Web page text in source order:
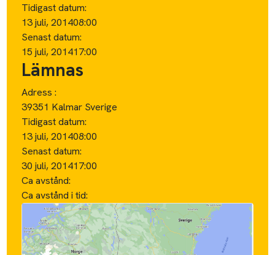
Tidigast datum:
13 juli, 201408:00
Senast datum:
15 juli, 201417:00
Lämnas
Adress :
39351 Kalmar Sverige
Tidigast datum:
13 juli, 201408:00
Senast datum:
30 juli, 201417:00
Ca avstånd:
Ca avstånd i tid: